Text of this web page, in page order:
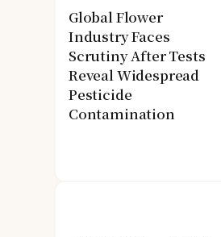
Global Flower
Industry Faces
Scrutiny After Tests
Reveal Widespread
Pesticide
Contamination